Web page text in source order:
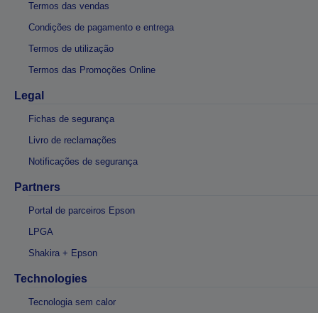
Termos das vendas
Condições de pagamento e entrega
Termos de utilização
Termos das Promoções Online
Legal
Fichas de segurança
Livro de reclamações
Notificações de segurança
Partners
Portal de parceiros Epson
LPGA
Shakira + Epson
Technologies
Tecnologia sem calor